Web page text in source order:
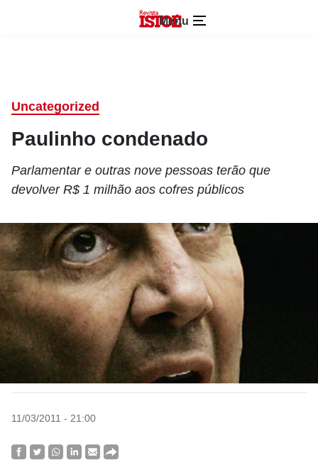
Menu
Uncategorized
Paulinho condenado
Parlamentar e outras nove pessoas terão que
devolver R$ 1 milhão aos cofres públicos
11/03/2011 - 21:00